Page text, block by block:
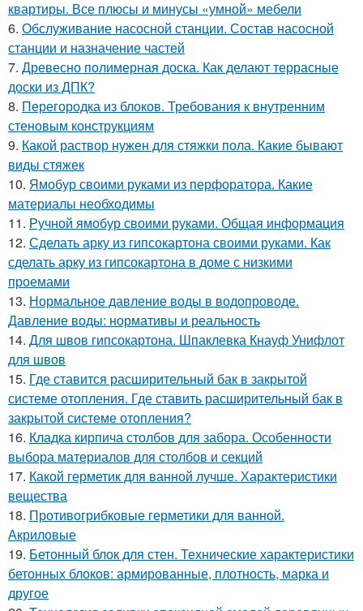
квартиры. Все плюсы и минусы «умной» мебели
6. Обслуживание насосной станции. Состав насосной
станции и назначение частей
7. Древесно полимерная доска. Как делают террасные
доски из ДПК?
8. Перегородка из блоков. Требования к внутренним
стеновым конструкциям
9. Какой раствор нужен для стяжки пола. Какие бывают
виды стяжек
10. Ямобур своими руками из перфоратора. Какие
материалы необходимы
11. Ручной ямобур своими руками. Общая информация
12. Сделать арку из гипсокартона своими руками. Как
сделать арку из гипсокартона в доме с низкими
проемами
13. Нормальное давление воды в водопроводе.
Давление воды: нормативы и реальность
14. Для швов гипсокартона. Шпаклевка Кнауф Унифлот
для швов
15. Где ставится расширительный бак в закрытой
системе отопления. Где ставить расширительный бак в
закрытой системе отопления?
16. Кладка кирпича столбов для забора. Особенности
выбора материалов для столбов и секций
17. Какой герметик для ванной лучше. Характеристики
вещества
18. Противогрибковые герметики для ванной.
Акриловые
19. Бетонный блок для стен. Технические характеристики
бетонных блоков: армированные, плотность, марка и
другое